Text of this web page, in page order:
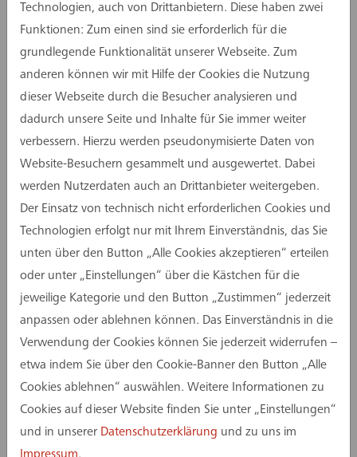
Verfügung. 2025 folgte das Bildungszentrum
„WasserWerkstatt“ in Hornheide, das Wissen
rund um das Thema Trinkwasser vermittelt.Den
technologischen Kern der
Wasserwerksmodernisierung bildet die neue
Aufbereitungsanlage, die 2026 in Betrieb geht
und die Leistungsfähigkeit des Standorts
maßgeblich erhöht.
Technologisch setzt das Wasserwerk Hornheide
auf eine leistungsstarke Ultrafiltrationsanlage.
Drei Blöcke mit jeweils 128 Membranmodulen
reinigen das aus dem Dortmund-Ems-Kanal
entnommene Oberflächenwasser in Kombination
mit Flockungsmitteln und Pulveraktivkohle
effizient vor. Nach der Vorfiltration versickert das
Wasser rund 50 Tage durch Sand und
Kiesschichten. Dieses Verfahren steigert die
Produktionskapazität, verbessert den
Grundwasserschutz und stellt eine tragende
Säule zum jährlichen Trinkwasserbedarf der Stadt
Technologien, auch von Drittanbietern. Diese haben zwei
Funktionen: Zum einen sind sie erforderlich für die
grundlegende Funktionalität unserer Webseite. Zum
anderen können wir mit Hilfe der Cookies die Nutzung
dieser Webseite durch die Besucher analysieren und
dadurch unsere Seite und Inhalte für Sie immer weiter
verbessern. Hierzu werden pseudonymisierte Daten von
Website-Besuchern gesammelt und ausgewertet. Dabei
werden Nutzerdaten auch an Drittanbieter weitergeben.
Der Einsatz von technisch nicht erforderlichen Cookies und
Technologien erfolgt nur mit Ihrem Einverständnis, das Sie
unten über den Button „Alle Cookies akzeptieren“ erteilen
oder unter „Einstellungen“ über die Kästchen für die
jeweilige Kategorie und den Button „Zustimmen“ jederzeit
anpassen oder ablehnen können. Das Einverständnis in die
Verwendung der Cookies können Sie jederzeit widerrufen –
etwa indem Sie über den Cookie-Banner den Button „Alle
Cookies ablehnen“ auswählen. Weitere Informationen zu
Cookies auf dieser Website finden Sie unter „Einstellungen“
und in unserer Datenschutzerklärung und zu uns im
Impressum.